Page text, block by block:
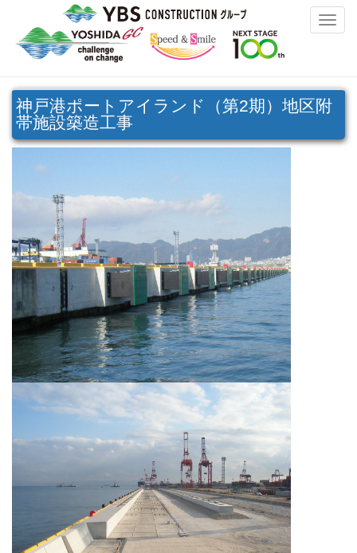
Toggle
神戸港ポートアイランド（第2期）地区附
帯施設築造工事